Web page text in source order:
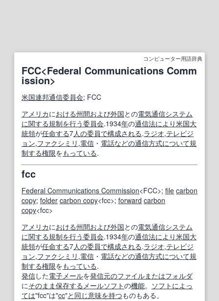
コンピューター用語辞典
FCC<Federal Communications Comm
ission>
米国連邦通信委員会; FCC
アメリカにおける州間および外国との電気通信システム
に関する規制を行う委員会.1934年の通信法により米国大
統領が任命する7人の委員で構成される.ラジオ,テレビジ
ョン,ファクシミリ ,電信 ・ 電話などの通信方式について規
制する権限をもっている.
fcc
Federal Communications Commission<FCC>; file carbon
copy; folder carbon copy<fcc>; forward carbon
copy<fcc>
アメリカにおける州間および外国との電気通信システム
に関する規制を行う委員会.1934年の通信法により米国大
統領が任命する7人の委員で構成される.ラジオ,テレビジ
ョン,ファクシミリ ,電信 ・ 電話などの通信方式について規
制する権限をもっている.
発信した電子メールを発信元のファイルまたはフォルダ
にそのまま保存する メールソフトの機能。 ソフト によっ
ては"fcc"は"cc"と同じ意味を持つものもある。